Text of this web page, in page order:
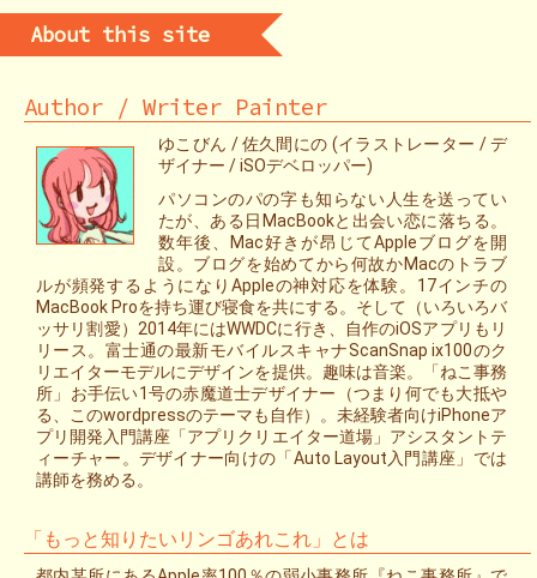
About this site
Author / Writer Painter
ゆこびん / 佐久間にの (イラストレーター / デ
ザイナー / iSOデベロッパー)
パソコンのパの字も知らない人生を送ってい
たが、ある日MacBookと出会い恋に落ちる。
数年後、Mac好きが昂じてAppleブログを開
設。ブログを始めてから何故かMacのトラブ
ルが頻発するようになりAppleの神対応を体験。17インチの
MacBook Proを持ち運び寝食を共にする。そして（いろいろバ
ッサリ割愛）2014年にはWWDCに行き、自作のiOSアプリもリ
リース。富士通の最新モバイルスキャナScanSnap ix100のク
リエイターモデルにデザインを提供。趣味は音楽。「ねこ事務
所」お手伝い1号の赤魔道士デザイナー（つまり何でも大抵や
る、このwordpressのテーマも自作）。未経験者向けiPhoneア
プリ開発入門講座「アプリクリエイター道場」アシスタントテ
ィーチャー。デザイナー向けの「Auto Layout入門講座」では
講師を務める。
「もっと知りたいリンゴあれこれ」とは